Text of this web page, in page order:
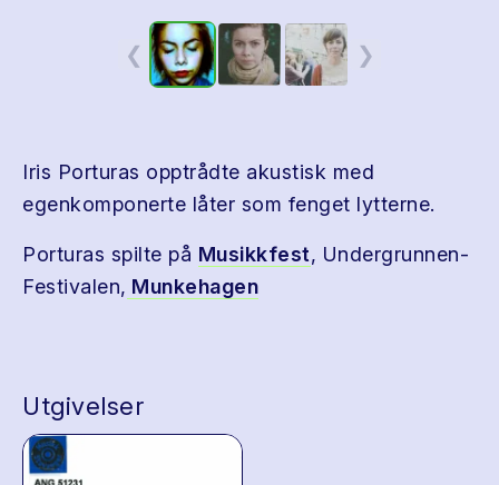
❮ ❯
Iris Porturas opptrådte akustisk med
egenkomponerte låter som fenget lytterne.
Porturas spilte på Musikkfest, Undergrunnen-
Festivalen, Munkehagen
Utgivelser